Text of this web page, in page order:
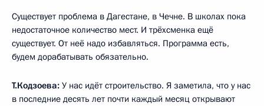
Существует проблема в Дагестане, в Чечне. В школах пока
недостаточное количество мест. И трёхсменка ещё
существует. От неё надо избавляться. Программа есть,
будем дорабатывать обязательно.
Т.Кодзоева: У нас идёт строительство. Я заметила, что у нас
в последние десять лет почти каждый месяц открывают